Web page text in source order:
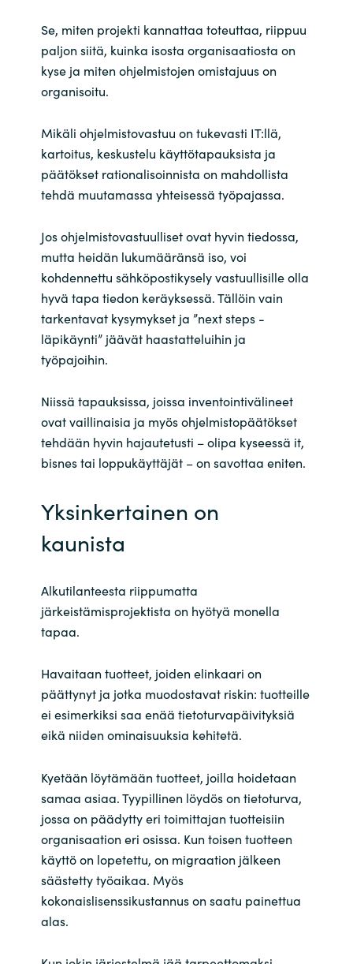
Se, miten projekti kannattaa toteuttaa, riippuu
paljon siitä, kuinka isosta organisaatiosta on
kyse ja miten ohjelmistojen omistajuus on
organisoitu.
Mikäli ohjelmistovastuu on tukevasti IT:llä,
kartoitus, keskustelu käyttötapauksista ja
päätökset rationalisoinnista on mahdollista
tehdä muutamassa yhteisessä työpajassa.
Jos ohjelmistovastuulliset ovat hyvin tiedossa,
mutta heidän lukumääränsä iso, voi
kohdennettu sähköpostikysely vastuullisille olla
hyvä tapa tiedon keräyksessä. Tällöin vain
tarkentavat kysymykset ja ”next steps -
läpikäynti” jäävät haastatteluihin ja
työpajoihin.
Niissä tapauksissa, joissa inventointivälineet
ovat vaillinaisia ja myös ohjelmistopäätökset
tehdään hyvin hajautetusti – olipa kyseessä it,
bisnes tai loppukäyttäjät–on savottaa eniten.
Yksinkertainen on
kaunista
Alkutilanteesta riippumatta
järkeistämisprojektista on hyötyä monella
tapaa.
Havaitaan tuotteet, joiden elinkaari on
päättynyt ja jotka muodostavat riskin: tuotteille
ei esimerkiksi saa enää tietoturvapäivityksiä
eikä niiden ominaisuuksia kehitetä.
Kyetään löytämään tuotteet, joilla hoidetaan
samaa asiaa. Tyypillinen löydös on tietoturva,
jossa on päädytty eri toimittajan tuotteisiin
organisaation eri osissa. Kun toisen tuotteen
käyttö on lopetettu, on migraation jälkeen
säästetty työaikaa. Myös
kokonaislisenssikustannus on saatu painettua
alas.